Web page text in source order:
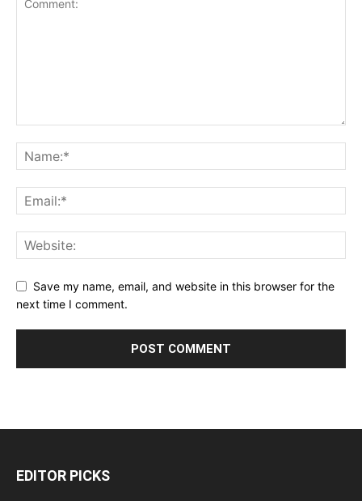
Save my name, email, and website in this browser for the
next time I comment.
EDITOR PICKS